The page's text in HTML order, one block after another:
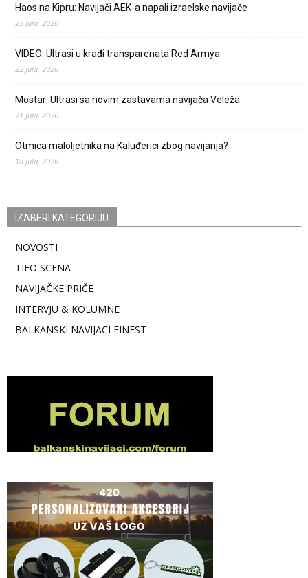
Haos na Kipru: Navijači AEK-a napali izraelske navijače
25 Jula, 2026
VIDEO: Ultrasi u krađi transparenata Red Armya
22 Jula, 2026
Mostar: Ultrasi sa novim zastavama navijača Veleža
21 Jula, 2026
Otmica maloljetnika na Kaluđerici zbog navijanja?
18 Jula, 2026
IZABERI KATEGORIJU
NOVOSTI
TIFO SCENA
NAVIJAČKE PRIČE
INTERVJU & KOLUMNE
BALKANSKI NAVIJACI FINEST